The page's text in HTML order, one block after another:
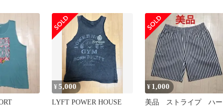
HENDERSON OAKLAND
ATHLETICS /5 #DARC-
RHE 送料無料 中古 IT2
¥5,000
LYFT POWER HOUSE
¥ 1,000
美品 ストライプ ハー